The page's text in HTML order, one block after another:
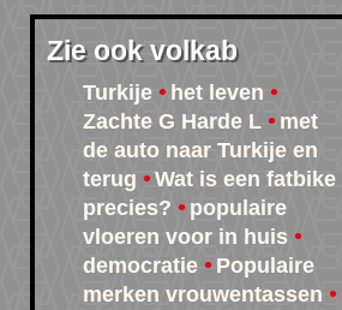
Zie ook volkab
Turkije
het leven
Zachte G Harde L
met
de auto naar Turkije en
terug
Wat is een fatbike
precies?
populaire
vloeren voor in huis
democratie
Populaire
merken vrouwentassen